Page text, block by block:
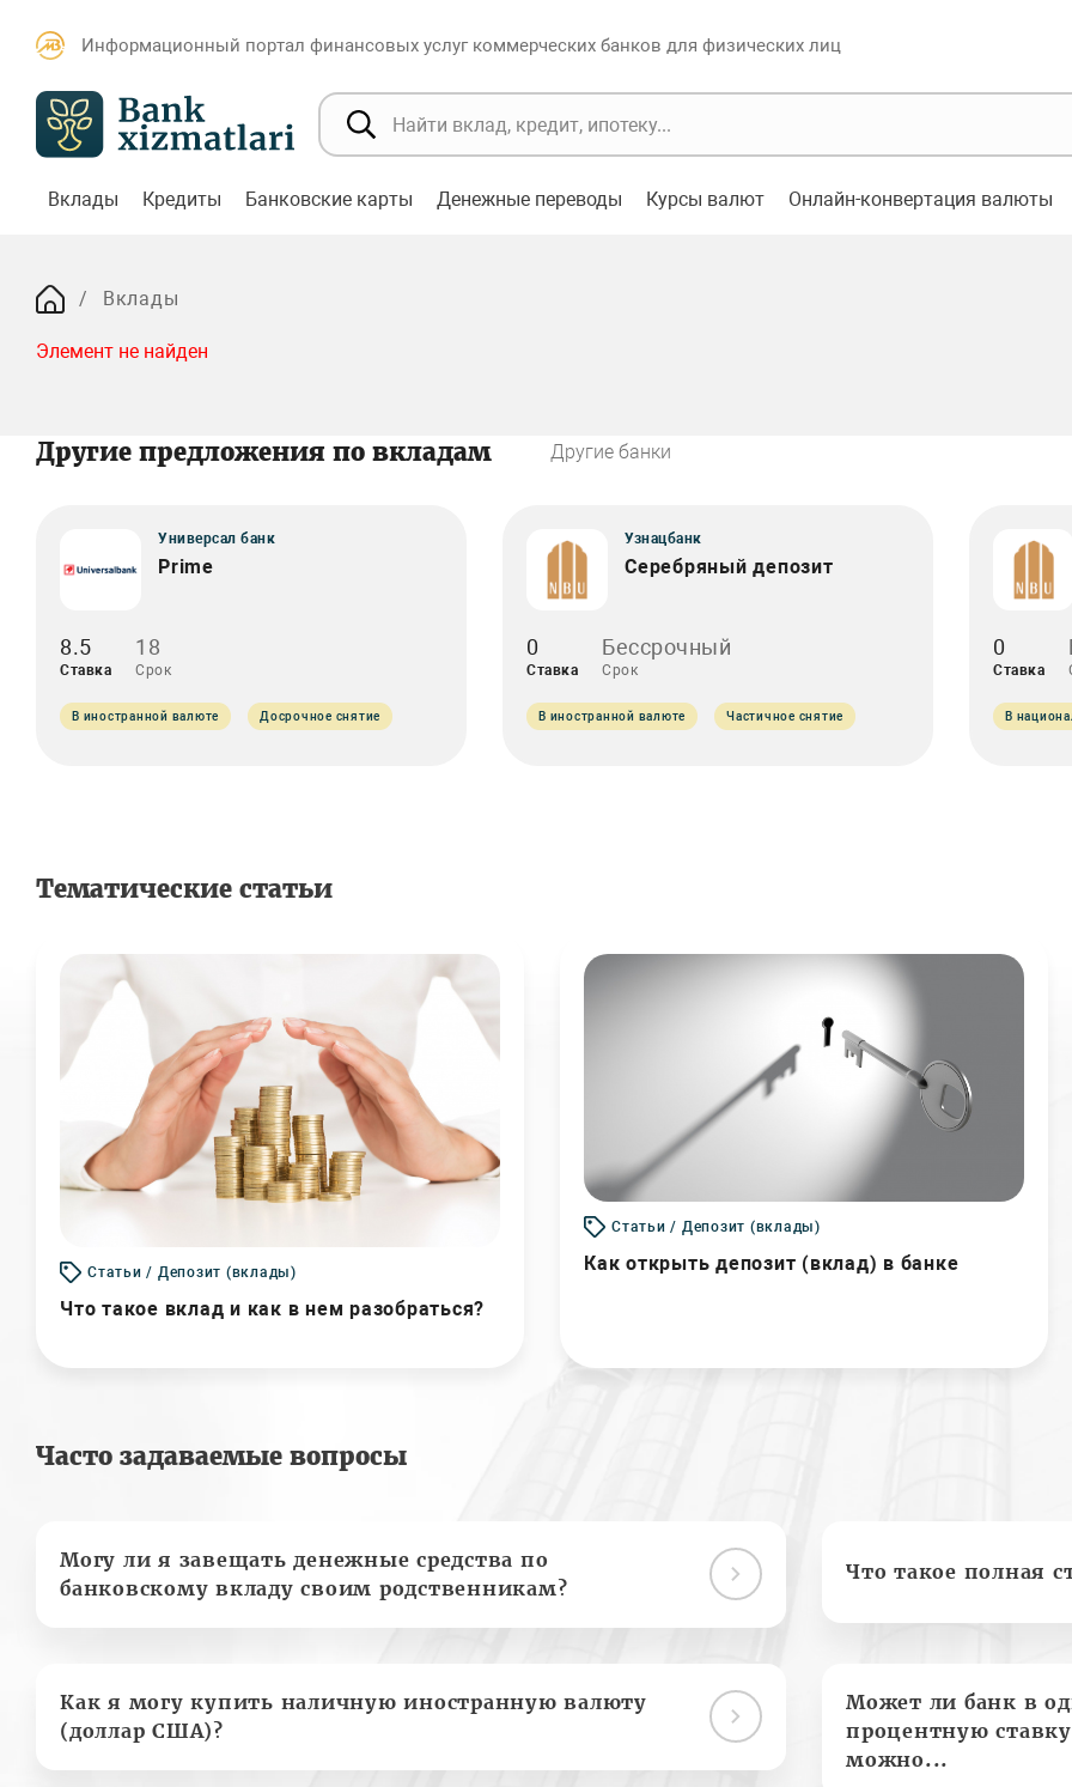
Информационный портал финансовых услуг коммерческих банков для физических лиц
Вклады Кредиты Банковские карты Денежные переводы Курсы валют Онлайн-конвертация валюты
Вклады
Элемент не найден
Другие предложения по вкладам Другие банки
Универсал банк
Prime
8.5
Ставка
18
Срок
В иностранной валюте Досрочное снятие
Узнацбанк
Серебряный депозит
0
Ставка
Бессрочный
Срок
В иностранной валюте Частичное снятие
0
Ставка
В
Тематические статьи
Статьи / Депозит (вклады)
Что такое вклад и как в нем разобраться?
Статьи / Депозит (вклады)
Как открыть депозит (вклад) в банке
Часто задаваемые вопросы
Могу ли я завещать денежные средства по
банковскому вкладу своим родственникам?
Что такое полная
Как я могу купить наличную иностранную валюту
(доллар США)?
Может ли банк в
процентную
можно...